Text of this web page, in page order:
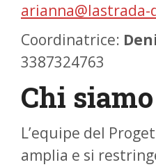
arianna@lastrada-
Coordinatrice:
3387324763
Chi siamo
L’equipe del
amplia e si